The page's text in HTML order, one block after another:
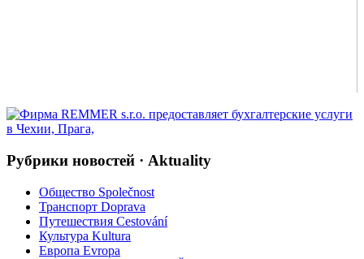
Рубрики новостей · Aktuality
Общество Společnost
Транспорт Doprava
Путешествия Cestování
Культура Kultura
Европа Evropa